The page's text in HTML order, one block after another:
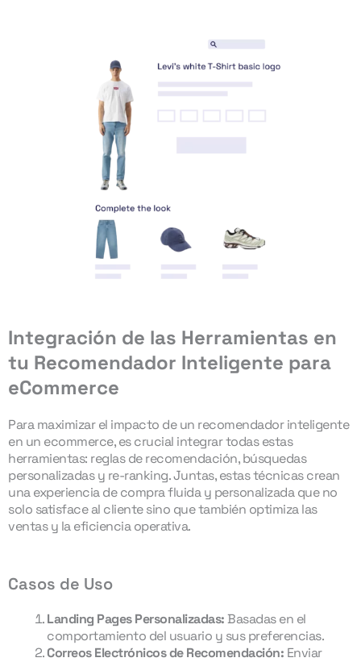
Integración de las Herramientas en
tu Recomendador Inteligente para
eCommerce
Para maximizar el impacto de un recomendador inteligente
en un ecommerce, es crucial integrar todas estas
herramientas: reglas de recomendación, búsquedas
personalizadas y re-ranking. Juntas, estas técnicas crean
una experiencia de compra fluida y personalizada que no
solo satisface al cliente sino que también optimiza las
ventas y la eficiencia operativa.
Casos de Uso
Landing Pages Personalizadas:Basadas en el
comportamiento del usuario y sus preferencias.
Correos Electrónicos de Recomendación: Enviar